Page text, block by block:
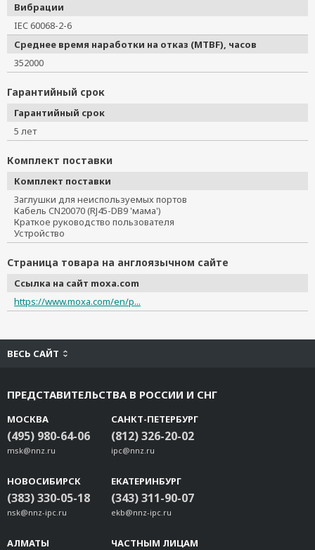
Вибрации
IEC 60068-2-6
Среднее время наработки на отказ (MTBF), часов
352000
Гарантийный срок
Гарантийный срок
5 лет
Комплект поставки
Комплект поставки
Заглушки для неиспользуемых портов
Кабель CN20070 (RJ45-DB9 'мама')
Краткое руководство пользователя
Устройство
Страница товара на англоязычном сайте
Ссылка на сайт moxa.com
https://www.moxa.com/en/p...
ВЕСЬ САЙТ
ПРЕДСТАВИТЕЛЬСТВА В РОССИИ И СНГ
МОСКВА
(495) 980-64-06
msk@nnz.ru
САНКТ-ПЕТЕРБУРГ
(812) 326-20-02
ipc@nnz.ru
НОВОСИБИРСК
(383) 330-05-18
nsk@nnz-ipc.ru
ЕКАТЕРИНБУРГ
(343) 311-90-07
ekb@nnz-ipc.ru
АЛМАТЫ ЧАСТНЫМ ЛИЦАМ